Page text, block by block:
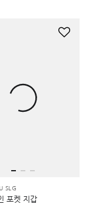
SLG
포켓 지갑